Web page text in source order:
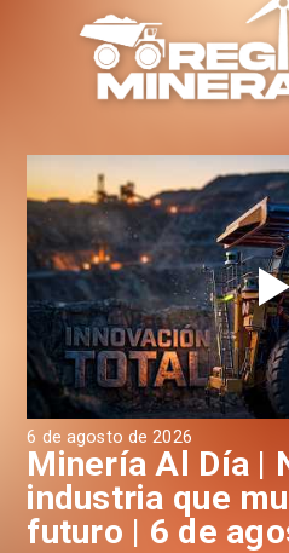
6 de agosto de 2026
Minería Al Día |
industria que
futuro | 6 de